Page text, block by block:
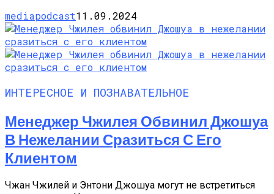
mediapodcast11.09.2024
ИНТЕРЕСНОЕ И ПОЗНАВАТЕЛЬНОЕ
Менеджер Чжилея Обвинил Джошуа
В Нежелании Сразиться С Его
Клиентом
Чжан Чжилей и Энтони Джошуа могут не встретиться